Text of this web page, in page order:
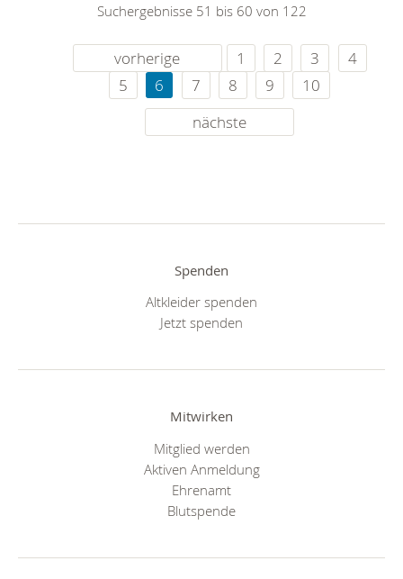
Suchergebnisse 51 bis 60 von 122
vorherige 1 2 3
4
5
6 7 8 9
10
nächste
Spenden
Altkleider spenden
Jetzt spenden
Mitwirken
Mitglied werden
Aktiven Anmeldung
Ehrenamt
Blutspende